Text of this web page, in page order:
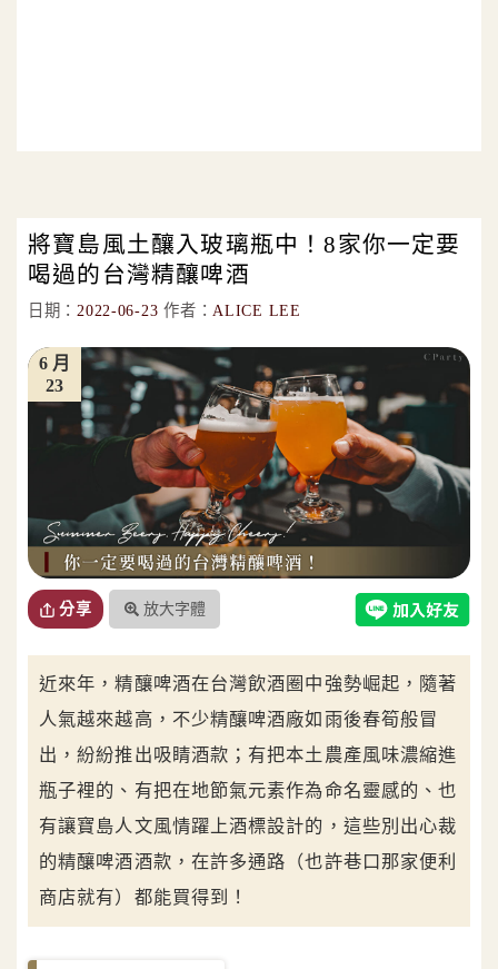
將寶島風土釀入玻璃瓶中！8家你一定要
喝過的台灣精釀啤酒
日期： 2022-06-23 作者： ALICE LEE
23
6 月
分享 放大字體
近來年，精釀啤酒在台灣飲酒圈中強勢崛起，隨著
人氣越來越高，不少精釀啤酒廠如雨後春筍般冒
出，紛紛推出吸睛酒款；有把本土農產風味濃縮進
瓶子裡的、有把在地節氣元素作為命名靈感的、也
有讓寶島人文風情躍上酒標設計的，這些別出心裁
的精釀啤酒酒款，在許多通路（也許巷口那家便利
商店就有）都能買得到！